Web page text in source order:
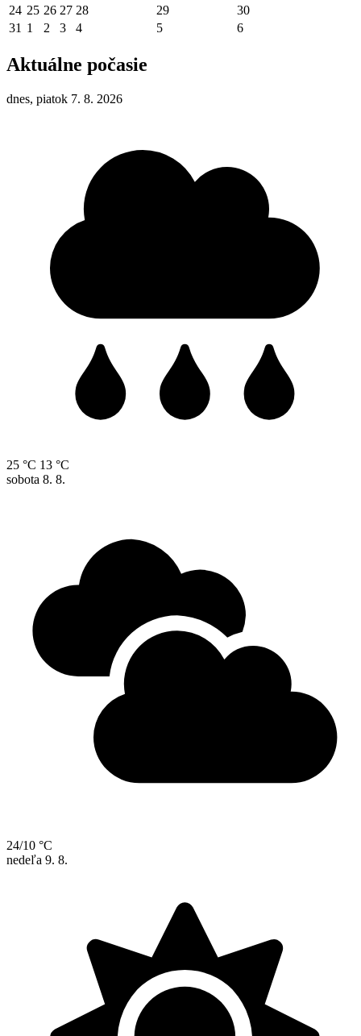
24 25 26 27 28 29
30
31 1 2 3 4 5 6
Aktuálne počasie
dnes, piatok 7. 8. 2026
25 °C 13 °C
sobota 8. 8.
24/10 °C
nedeľa 9. 8.